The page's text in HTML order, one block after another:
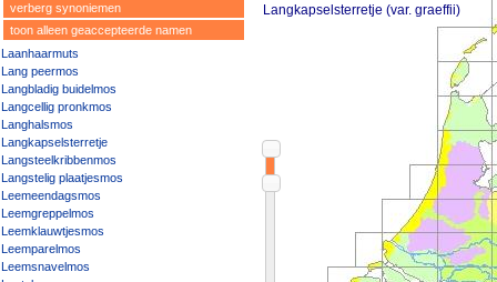
verberg synoniemen
toon alleen geaccepteerde namen
Laanhaarmuts
Lang peermos
Langbladig buidelmos
Langcellig pronkmos
Langhalsmos
Langkapselsterretje
Langsteelkribbenmos
Langstelig plaatjesmos
Leemeendagsmos
Leemgreppelmos
Leemklauwtjesmos
Leemparelmos
Leemsnavelmos
Langkapselsterretje (var. graeffii)